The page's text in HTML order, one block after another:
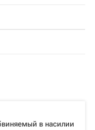
в насилии